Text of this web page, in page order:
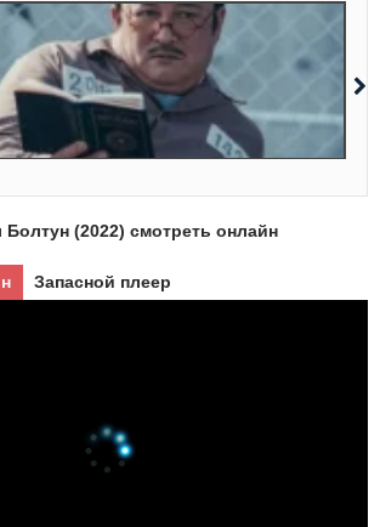
Болтун (2022) смотреть онлайн
Запасной плеер